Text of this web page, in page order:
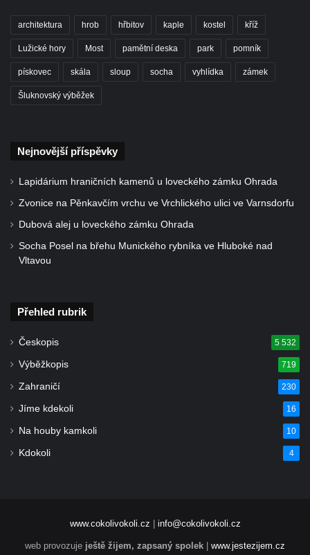
Jimlíně
Kaple svatého Rocha na zvířecím hřbitově v
Kaple svatého Josefa v Jimlíně
Márnice na hřbitově v Opočně u Loun
Kostel Nanebevzetí Panny Marie v Opočně
Kostel svaté Barbory v Otvicích
Kostel svatého archanděla Michaela ve
Všestudech
Žernosekách
Kaple svatého Urbana ve Velkých
Žernosekách
Kaple svatého Huberta u hradiště Hrádek u
Kostel svatého Jana Nepomuckého ve
Starých Křečanech
architektura hrob hřbitov kaple kostel kříž
Lužické hory Most pamětní deska park pomník
pískovec skála sloup socha vyhlídka zámek
Šluknovský výběžek
Nejnovější příspěvky
Lapidárium hraničních kamenů u loveckého zámku Ohrada
Zvonice na Pěnkavčím vrchu ve Vrchlického ulici ve Varnsdorfu
Dubová alej u loveckého zámku Ohrada
Socha Posel na břehu Munického rybníka ve Hluboké nad
Vltavou
Přehled rubrik
Českopis 5 532
Výběžkopis 719
Zahraničí 230
Jíme kdekoli 16
Na houby kamkoli 10
Kdokoli 4
www.cokolivokoli.cz info@cokolivokoli.cz
web provozuje ještě žijem, zapsaný spolek www.jestezijem.cz